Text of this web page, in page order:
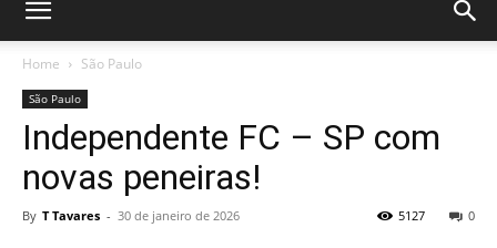
Home São Paulo
São Paulo
Independente FC – SP com
novas peneiras!
By T Tavares - 30 de janeiro de 2026 0
5127